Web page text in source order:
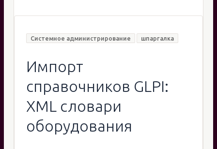
Системное администрирование шпаргалка
Импорт
справочников GLPI:
XML словари
оборудования